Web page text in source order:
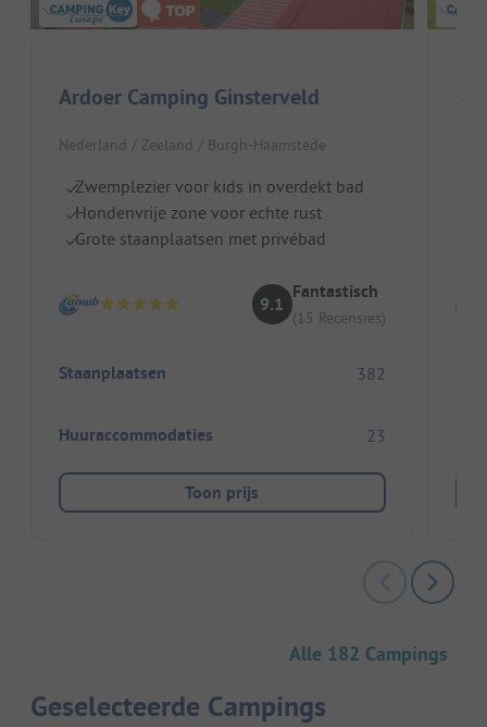
Ardoer Camping Ginsterveld
Nederland / Zeeland / Burgh-Haamstede
Zwemplezier voor kids in overdekt bad
Hondenvrije zone voor echte rust
Grote staanplaatsen met privébad
9.1
Fantastisch
(15 Recensies)
Staanplaatsen 382
Huuraccommodaties 23
Toon prijs
Alle 182 Campings
Geselecteerde Campings